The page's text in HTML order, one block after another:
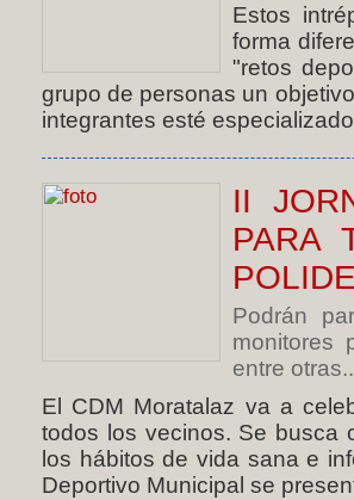
Estos
forma
"retos
grupo de personas un
integrantes esté
II
PARA
Podrán
monitores
entre
El CDM Moratalaz va a
todos los vecinos. Se busca
los hábitos de vida sana e
Deportivo Municipal se